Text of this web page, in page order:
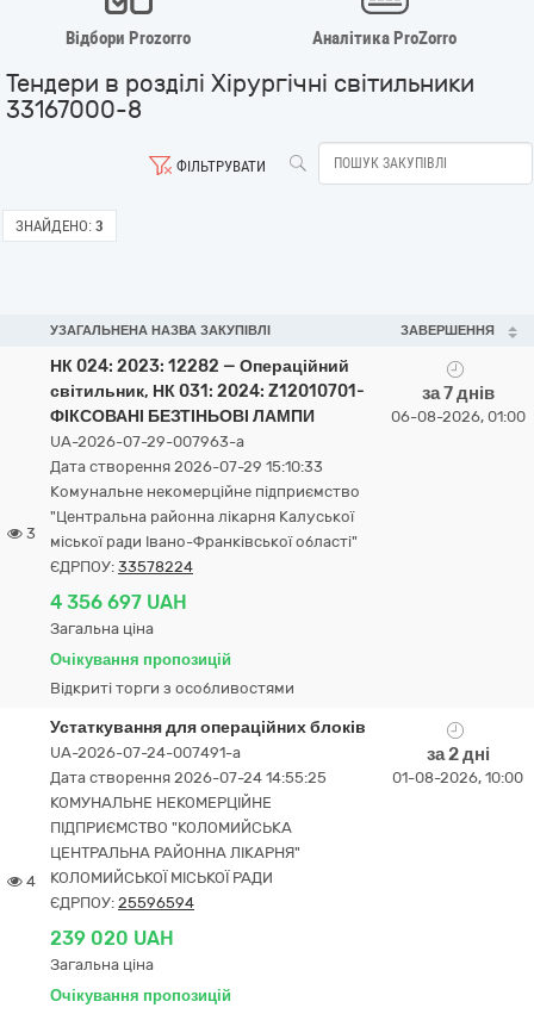
Відбори Prozorro Аналітика ProZorro
Тендери в розділі Хірургічні світильники
33167000-8
ФІЛЬТРУВАТИ
ЗНАЙДЕНО: 3
УЗАГАЛЬНЕНА НАЗВА ЗАКУПІВЛІ ЗАВЕРШЕННЯ
3
НК 024: 2023: 12282 — Операційний
світильник, НК 031: 2024: Z12010701-
ФІКСОВАНІ БЕЗТІНЬОВІ ЛАМПИ
UA-2026-07-29-007963-a
Дата створення 2026-07-29 15:10:33
Комунальне некомерційне підприємство
"Центральна районна лікарня Калуської
міської ради Івано-Франківської області"
ЄДРПОУ: 33578224
4 356 697 UAH
Загальна ціна
Очікування пропозицій
Відкриті торги з особливостями
за 7 днів
06-08-2026, 01:00
4
Устаткування для операційних блоків
UA-2026-07-24-007491-a
Дата створення 2026-07-24 14:55:25
КОМУНАЛЬНЕ НЕКОМЕРЦІЙНЕ
ПІДПРИЄМСТВО "КОЛОМИЙСЬКА
ЦЕНТРАЛЬНА РАЙОННА ЛІКАРНЯ"
КОЛОМИЙСЬКОЇ МІСЬКОЇ РАДИ
ЄДРПОУ: 25596594
239 020 UAH
Загальна ціна
Очікування пропозицій
за 2 дні
01-08-2026, 10:00